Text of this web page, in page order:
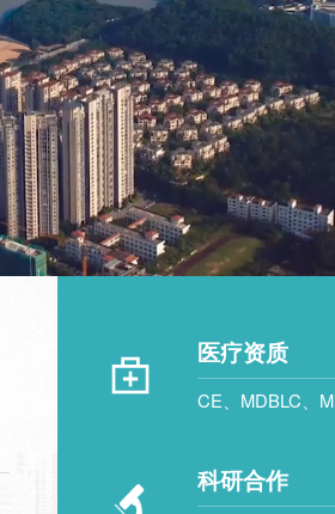
医疗资质
CE、MDBLC、
科研合作